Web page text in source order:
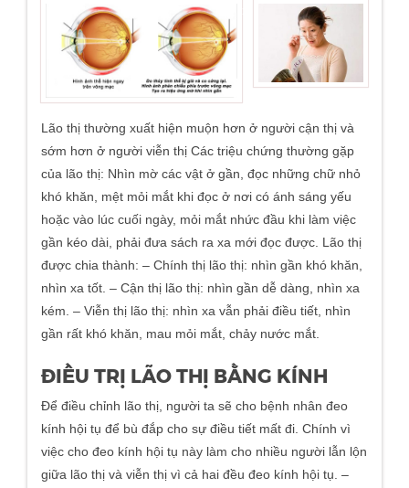
Lão thị thường xuất hiện muộn hơn ở người cận thị và
sớm hơn ở người viễn thị Các triệu chứng thường gặp
của lão thị: Nhìn mờ các vật ở gần, đọc những chữ nhỏ
khó khăn, mệt mỏi mắt khi đọc ở nơi có ánh sáng yếu
hoặc vào lúc cuối ngày, mỏi mắt nhức đầu khi làm việc
gần kéo dài, phải đưa sách ra xa mới đọc được. Lão thị
được chia thành: – Chính thị lão thị: nhìn gần khó khăn,
nhìn xa tốt. – Cận thị lão thị: nhìn gần dễ dàng, nhìn xa
kém. – Viễn thị lão thị: nhìn xa vẫn phải điều tiết, nhìn
gần rất khó khăn, mau mỏi mắt, chảy nước mắt.
ĐIỀU TRỊ LÃO THỊ BẰNG KÍNH
Để điều chỉnh lão thị, người ta sẽ cho bệnh nhân đeo
kính hội tụ để bù đắp cho sự điều tiết mất đi. Chính vì
việc cho đeo kính hội tụ này làm cho nhiều người lẫn lộn
giữa lão thị và viễn thị vì cả hai đều đeo kính hội tụ. –